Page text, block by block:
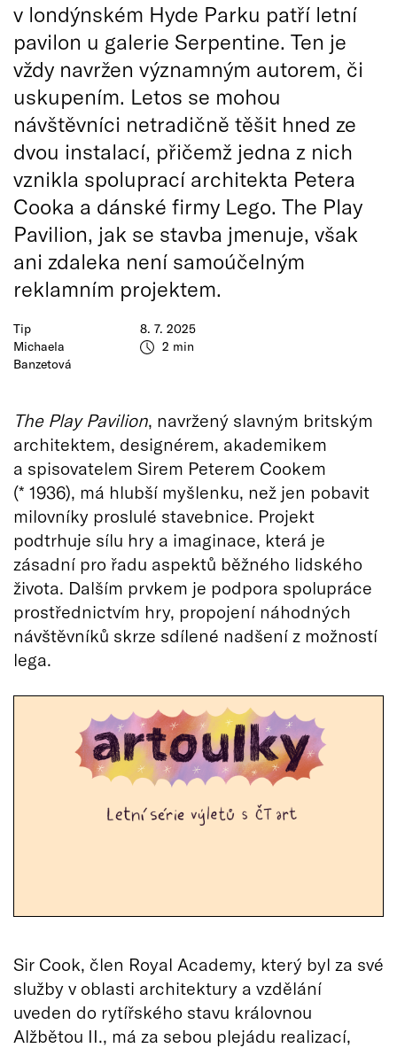
Tip
Michaela
Banzetová
8. 7. 2025
2 min
v londýnském Hyde Parku patří letní
pavilon u galerie Serpentine. Ten je
vždy navržen významným autorem, či
uskupením. Letos se mohou
návštěvníci netradičně těšit hned ze
dvou instalací, přičemž jedna z nich
vznikla spoluprací architekta Petera
Cooka a dánské firmy Lego. The Play
Pavilion, jak se stavba jmenuje, však
ani zdaleka není samoúčelným
reklamním projektem.
The Play Pavilion, navržený slavným britským
architektem, designérem, akademikem
a spisovatelem Sirem Peterem Cookem
(* 1936), má hlubší myšlenku, než jen pobavit
milovníky proslulé stavebnice. Projekt
podtrhuje sílu hry a imaginace, která je
zásadní pro řadu aspektů běžného lidského
života. Dalším prvkem je podpora spolupráce
prostřednictvím hry, propojení náhodných
návštěvníků skrze sdílené nadšení z možností
lega.
Sir Cook, člen Royal Academy, který byl za své
služby v oblasti architektury a vzdělání
uveden do rytířského stavu královnou
Alžbětou II., má za sebou plejádu realizací,